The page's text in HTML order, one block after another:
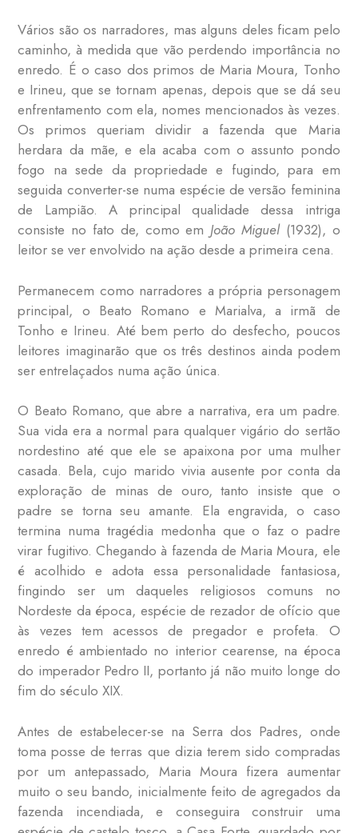
Vários são os narradores, mas alguns deles ficam pelo
caminho, à medida que vão perdendo importância no
enredo. É o caso dos primos de Maria Moura, Tonho
e Irineu, que se tornam apenas, depois que se dá seu
enfrentamento com ela, nomes mencionados às vezes.
Os primos queriam dividir a fazenda que Maria
herdara da mãe, e ela acaba com o assunto pondo
fogo na sede da propriedade e fugindo, para em
seguida converter-se numa espécie de versão feminina
de Lampião. A principal qualidade dessa intriga
consiste no fato de, como emJoão Miguel (1932), o
leitor se ver envolvido na ação desde a primeira cena.
Permanecem como narradores a própria personagem
principal, o Beato Romano e Marialva, a irmã de
Tonho e Irineu. Até bem perto do desfecho, poucos
leitores imaginarão que os três destinos ainda podem
ser entrelaçados numa ação única.
O Beato Romano, que abre a narrativa, era um padre.
Sua vida era a normal para qualquer vigário do sertão
nordestino até que ele se apaixona por uma mulher
casada. Bela, cujo marido vivia ausente por conta da
exploração de minas de ouro, tanto insiste que o
padre se torna seu amante. Ela engravida, o caso
termina numa tragédia medonha que o faz o padre
virar fugitivo. Chegando à fazenda de Maria Moura, ele
é acolhido e adota essa personalidade fantasiosa,
fingindo ser um daqueles religiosos comuns no
Nordeste da época, espécie de rezador de ofício que
às vezes tem acessos de pregador e profeta. O
enredo é ambientado no interior cearense, na época
do imperador Pedro II, portanto já não muito longe do
fim do século XIX.
Antes de estabelecer-se na Serra dos Padres, onde
toma posse de terras que dizia terem sido compradas
por um antepassado, Maria Moura fizera aumentar
muito o seu bando, inicialmente feito de agregados da
fazenda incendiada, e conseguira construir uma